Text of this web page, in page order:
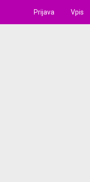
Prijava Vpis